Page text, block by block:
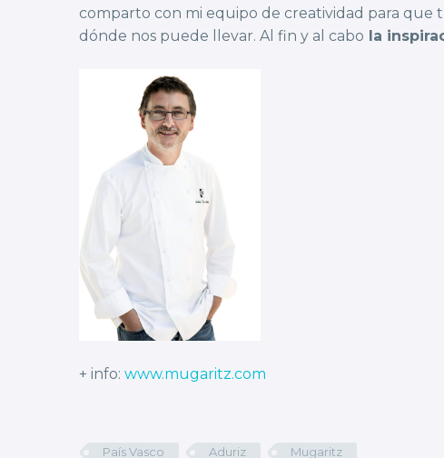
comparto con mi equipo de creatividad para que
dónde nos puede llevar. Al fin y al cabo la
+ info: www.mugaritz.com
País Vasco Aduriz Mugaritz